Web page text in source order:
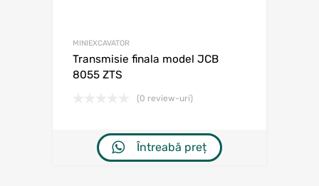
MINIEXCAVATOR
Transmisie finala model JCB
8055 ZTS
(0 review-uri)
Întreabă preț